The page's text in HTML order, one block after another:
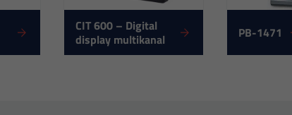
CIT 600 – Digital
display multikanal
PB-1471